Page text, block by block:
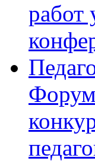
работ